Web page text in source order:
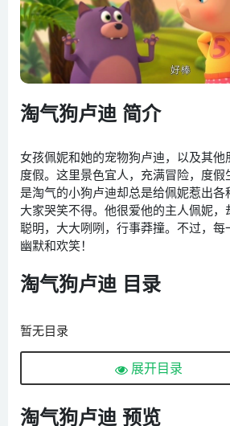
淘气狗卢迪 简介
女孩佩妮和她的宠物狗卢迪，以及其他
度假。这里景色宜人，充满冒险，度
是淘气的小狗卢迪却总是给佩妮惹出各
大家哭笑不得。他很爱他的主人佩妮
聪明，大大咧咧，行事莽撞。不过，每
幽默和欢笑！
淘气狗卢迪 目录
暂无目录
展开目录
淘气狗卢迪 预览